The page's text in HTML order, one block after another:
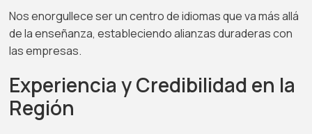
Nos enorgullece ser un centro de idiomas que va más allá
de la enseñanza, estableciendo alianzas duraderas con
las empresas.
Experiencia y Credibilidad en la
Región